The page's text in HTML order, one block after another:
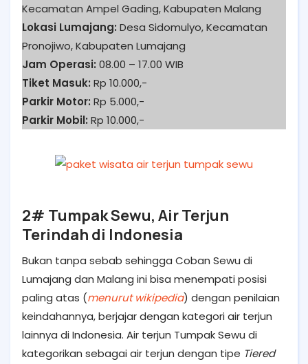
Kecamatan Ampel Gading, Kabupaten Malang
Lokasi Lumajang: Desa Sidomulyo, Kecamatan
Pronojiwo, Kabupaten Lumajang
Jam Operasi: 08.00 – 17.00 WIB
Tiket Masuk: Rp 10.000,-
Parkir Motor: Rp 5.000,-
Parkir Mobil: Rp 10.000,-
2# Tumpak Sewu, Air Terjun
Terindah di Indonesia
Bukan tanpa sebab sehingga Coban Sewu di
Lumajang dan Malang ini bisa menempati posisi
paling atas (menurut wikipedia) dengan penilaian
keindahannya, berjajar dengan kategori air terjun
lainnya di Indonesia. Air terjun Tumpak Sewu di
kategorikan sebagai air terjun dengan tipe Tiered